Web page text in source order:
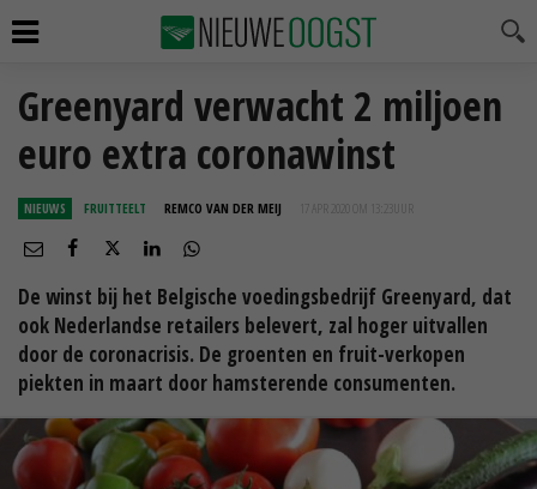
Greenyard verwacht 2 miljoen
euro extra coronawinst
NIEUWS FRUITTEELT REMCO VAN DER MEIJ 17 APR 2020 OM 13:23
De winst bij het Belgische voedingsbedrijf Greenyard, dat
ook Nederlandse retailers belevert, zal hoger uitvallen
door de coronacrisis. De groenten en fruit-verkopen
piekten in maart door hamsterende consumenten.